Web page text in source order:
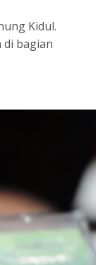
Kidul.
di bagian